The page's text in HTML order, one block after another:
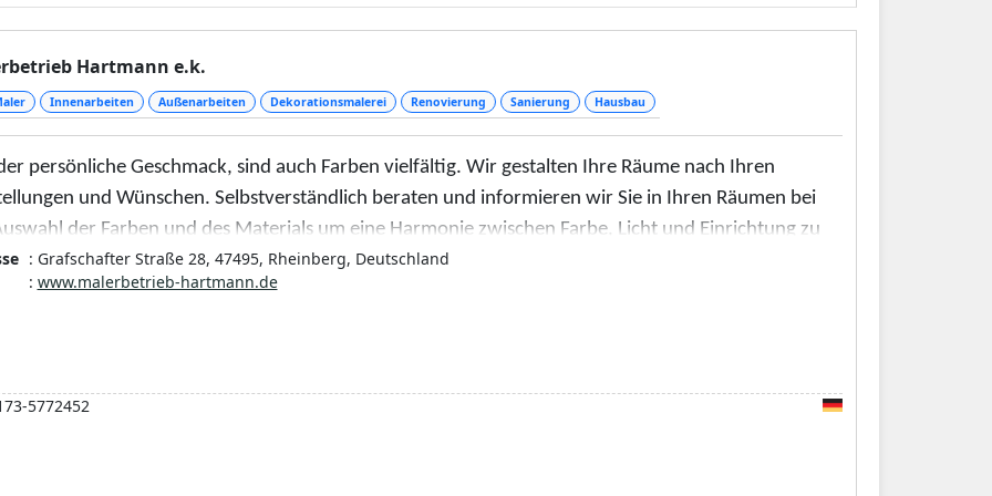
Hartmann e.k.
Innenarbeiten Außenarbeiten Dekorationsmalerei Renovierung Sanierung Hausbau
persönliche Geschmack, sind auch Farben vielfältig. Wir gestalten Ihre Räume nach Ihren
und Wünschen. Selbstverständlich beraten und informieren wir Sie in Ihren Räumen bei
der Farben und des Materials um eine Harmonie zwischen Farbe, Licht und Einrichtung zu
und das nicht nur bei einem Termin.
und anspruchsvolle, dekorative und künstlerische Malerarbeiten stehen wir Ihnen
wie: Spachteltechniken, Marmorierungen, Wischtechniken, Vergoldungen, Stuck und
: Grafschafter Straße 28, 47495, Rheinberg, Deutschland
: www.malerbetrieb-hartmann.de
5772452